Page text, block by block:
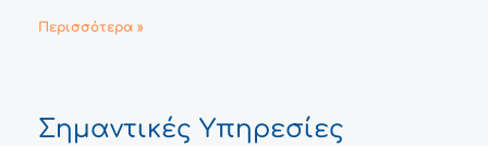
Περισσότερα »
Σημαντικές Υπηρεσίες